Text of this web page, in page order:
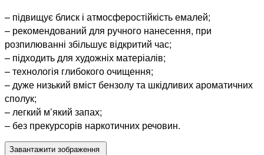
– підвищує блиск і атмосферостійкість емалей;
– рекомендований для ручного нанесення, при
розпилюванні збільшує відкритий час;
– підходить для художніх матеріалів;
– технологія глибокого очищення;
– дуже низький вміст бензолу та шкідливих ароматичних
сполук;
– легкий м’який запах;
– без прекурсорів наркотичних речовин.
Завантажити зображення